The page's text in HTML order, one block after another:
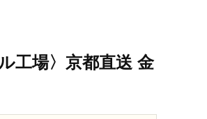
工場〉京都直送 金